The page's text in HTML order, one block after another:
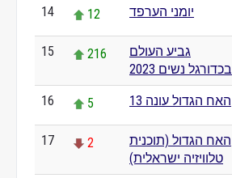
14 12 יומני הערפד
15 216
גביע העולם
בכדורגל נשים 2023
16 5 האח הגדול עונה 13
17 2
האח הגדול (תוכנית
טלוויזיה ישראלית)